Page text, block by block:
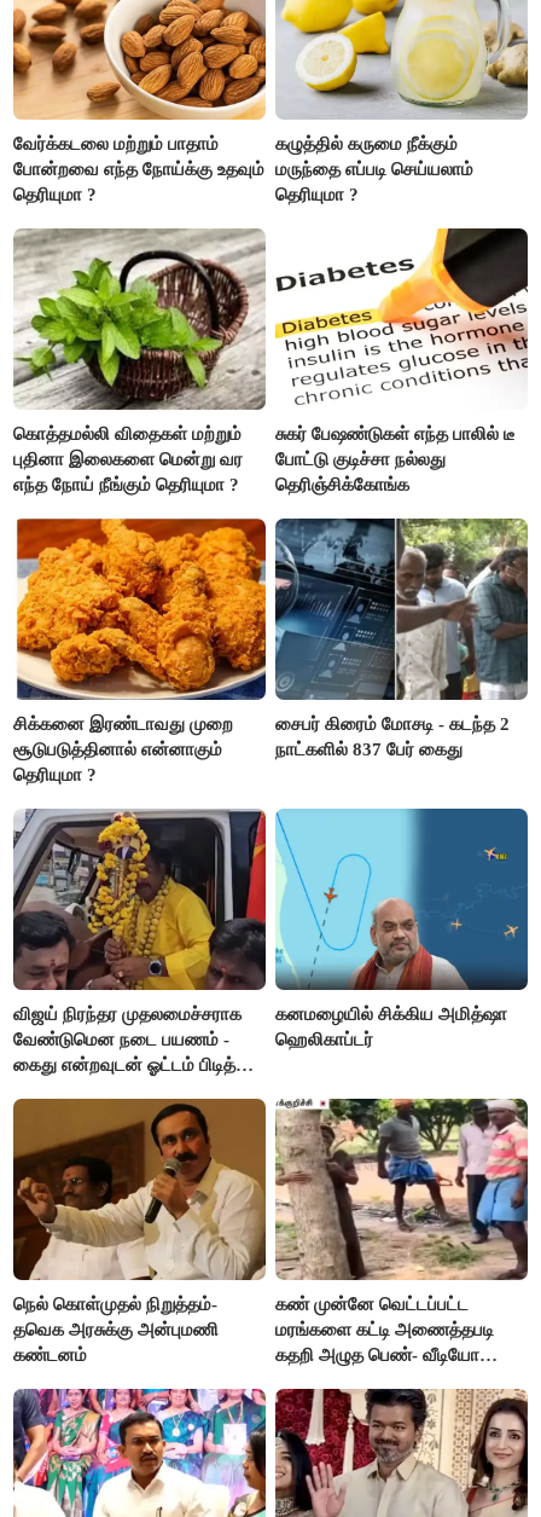
வேர்க்கடலை மற்றும் பாதாம்
போன்றவை எந்த நோய்க்கு உதவும்
தெரியுமா ?
கழுத்தில் கருமை நீக்கும்
மருந்தை எப்படி செய்யலாம்
தெரியுமா ?
கொத்தமல்லி விதைகள் மற்றும்
புதினா இலைகளை மென்று வர
எந்த நோய் நீங்கும் தெரியுமா ?
சுகர் பேஷண்டுகள் எந்த பாலில் டீ
போட்டு குடிச்சா நல்லது
தெரிஞ்சிக்கோங்க
சிக்கனை இரண்டாவது முறை
சூடுபடுத்தினால் என்னாகும்
தெரியுமா ?
சைபர் கிரைம் மோசடி - கடந்த 2
நாட்களில் 837 பேர் கைது
விஜய் நிரந்தர முதலமைச்சராக
வேண்டுமென நடை பயணம் -
கைது என்றவுடன் ஓட்டம் பிடித்த
கனமழையில் சிக்கிய அமித்ஷா
ஹெலிகாப்டர்
நெல் கொள்முதல் நிறுத்தம்-
தவெக அரசுக்கு அன்புமணி
கண்டனம்
கண் முன்னே வெட்டப்பட்ட
மரங்களை கட்டி அணைத்தபடி
கதறி அழுத பெண்- வீடியோ